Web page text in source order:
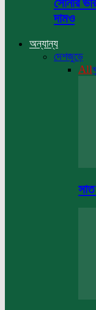
সোনার
দামও
অন্যান্য
দেশজুড়ে
All
সাত